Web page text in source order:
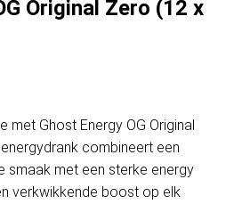
Original Zero (12 x
met Ghost Energy OG Original
combineert een
smaak met een sterke energy
verkwikkende boost op elk